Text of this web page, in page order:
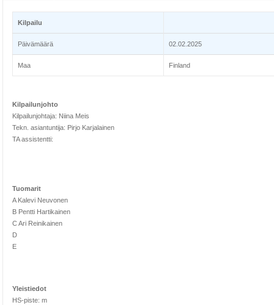
Kilpailu
Päivämäärä 02.02.2025
Maa Finland
Kilpailunjohto
Kilpailunjohtaja: Niina Meis
Tekn. asiantuntija: Pirjo Karjalainen
TA assistentti:
Tuomarit
A Kalevi Neuvonen
B Pentti Hartikainen
C Ari Reinikainen
D
E
Yleistiedot
HS-piste: m